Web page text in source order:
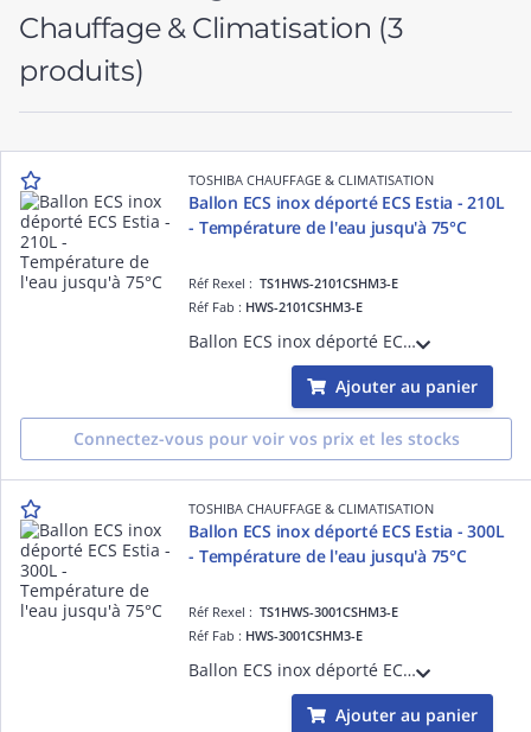
Chauffage & Climatisation (3
produits)
TOSHIBA CHAUFFAGE & CLIMATISATION
Ballon ECS inox déporté ECS Estia - 210L
- Température de l'eau jusqu'à 75°C
Réf Rexel :TS1HWS-2101CSHM3-E
Réf Fab : HWS-2101CSHM3-E
Ballon ECS inox déporté ECS Estia - Capacité 210L - Température de l'eau jusqu'à 75°C - Disponible en 3 tailles 150/210/300 L
Ajouter au panier
Connectez-vous pour voir vos prix et les stocks
TOSHIBA CHAUFFAGE & CLIMATISATION
Ballon ECS inox déporté ECS Estia - 300L
- Température de l'eau jusqu'à 75°C
Réf Rexel :TS1HWS-3001CSHM3-E
Réf Fab : HWS-3001CSHM3-E
Ballon ECS inox déporté ECS Estia - Capacité 300L - Température de l'eau jusqu'à 75°C - Disponible en 3 tailles 150/210/300 L
Ajouter au panier